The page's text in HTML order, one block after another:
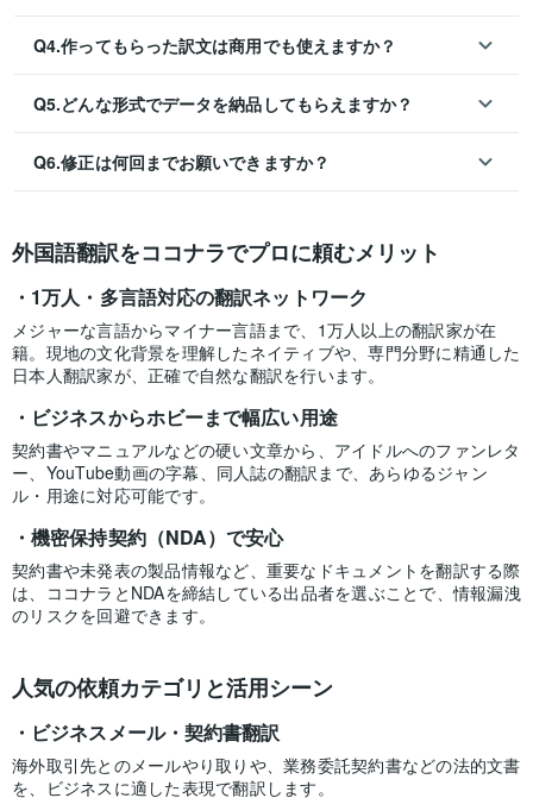
Q4.作ってもらった訳文は商用でも使えますか？
Q5.どんな形式でデータを納品してもらえますか？
Q6.修正は何回までお願いできますか？
外国語翻訳をココナラでプロに頼むメリット
1万人・多言語対応の翻訳ネットワーク
メジャーな言語からマイナー言語まで、1万人以上の翻訳家が在
籍。現地の文化背景を理解したネイティブや、専門分野に精通した
日本人翻訳家が、正確で自然な翻訳を行います。
ビジネスからホビーまで幅広い用途
契約書やマニュアルなどの硬い文章から、アイドルへのファンレタ
ー、YouTube動画の字幕、同人誌の翻訳まで、あらゆるジャン
ル・用途に対応可能です。
機密保持契約（NDA）で安心
契約書や未発表の製品情報など、重要なドキュメントを翻訳する際
は、ココナラとNDAを締結している出品者を選ぶことで、情報漏洩
のリスクを回避できます。
人気の依頼カテゴリと活用シーン
ビジネスメール・契約書翻訳
海外取引先とのメールやり取りや、業務委託契約書などの法的文書
を、ビジネスに適した表現で翻訳します。